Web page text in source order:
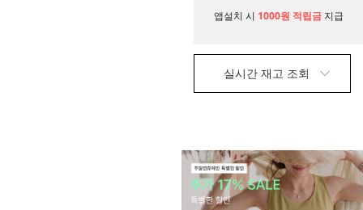
니 매
앱설치 시 1000원 적립금 지급
실시간 재고 조회